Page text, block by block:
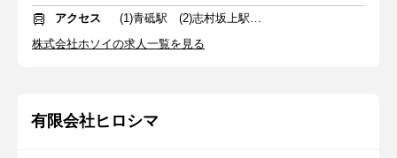
アクセス
(1)青砥駅 (2)志村坂上駅 (3)武蔵小金井駅
株式会社ホソイの求人一覧を見る
有限会社ヒロシマ